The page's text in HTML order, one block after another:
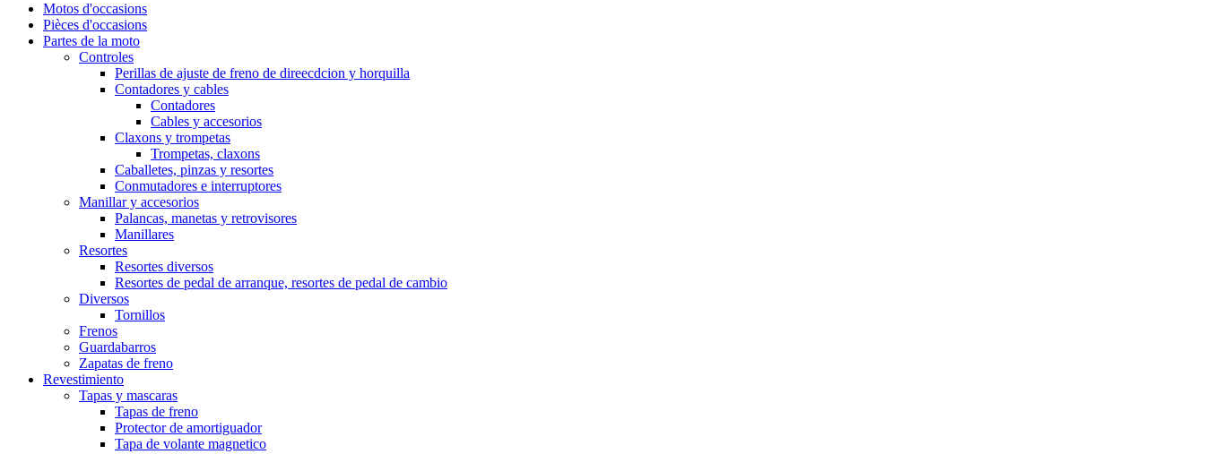
Motos d'occasions
Pièces d'occasions
Partes de la moto
Controles
Perillas de ajuste de freno de direecdcion y horquilla
Contadores y cables
Contadores
Cables y accesorios
Claxons y trompetas
Trompetas, claxons
Caballetes, pinzas y resortes
Conmutadores e interruptores
Manillar y accesorios
Palancas, manetas y retrovisores
Manillares
Resortes
Resortes diversos
Resortes de pedal de arranque, resortes de pedal de cambio
Diversos
Tornillos
Frenos
Guardabarros
Zapatas de freno
Revestimiento
Tapas y mascaras
Tapas de freno
Protector de amortiguador
Tapa de volante magnetico